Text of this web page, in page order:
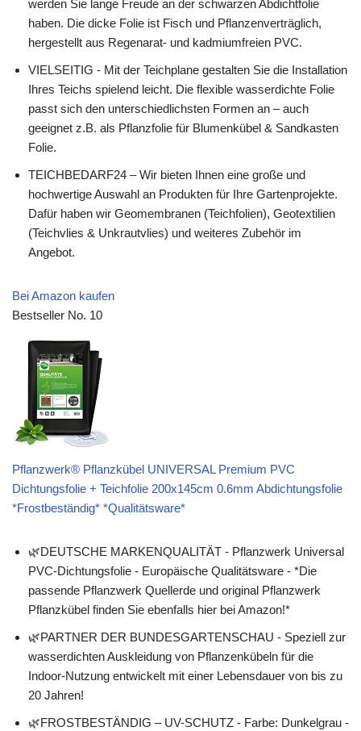
werden Sie lange Freude an der schwarzen Abdichtfolie
haben. Die dicke Folie ist Fisch und Pflanzenverträglich,
hergestellt aus Regenarat- und kadmiumfreien PVC.
VIELSEITIG - Mit der Teichplane gestalten Sie die Installation
Ihres Teichs spielend leicht. Die flexible wasserdichte Folie
passt sich den unterschiedlichsten Formen an – auch
geeignet z.B. als Pflanzfolie für Blumenkübel & Sandkasten
Folie.
TEICHBEDARF24 – Wir bieten Ihnen eine große und
hochwertige Auswahl an Produkten für Ihre Gartenprojekte.
Dafür haben wir Geomembranen (Teichfolien), Geotextilien
(Teichvlies & Unkrautvlies) und weiteres Zubehör im
Angebot.
Bei Amazon kaufen
Bestseller No. 10
Pflanzwerk® Pflanzkübel UNIVERSAL Premium PVC
Dichtungsfolie + Teichfolie 200x145cm 0.6mm Abdichtungsfolie
*Frostbeständig* *Qualitätsware*
🌿DEUTSCHE MARKENQUALITÄT - Pflanzwerk Universal
PVC-Dichtungsfolie - Europäische Qualitätsware - *Die
passende Pflanzwerk Quellerde und original Pflanzwerk
Pflanzkübel finden Sie ebenfalls hier bei Amazon!*
🌿PARTNER DER BUNDESGARTENSCHAU - Speziell zur
wasserdichten Auskleidung von Pflanzenkübeln für die
Indoor-Nutzung entwickelt mit einer Lebensdauer von bis zu
20 Jahren!
🌿FROSTBESTÄNDIG – UV-SCHUTZ - Farbe: Dunkelgrau -